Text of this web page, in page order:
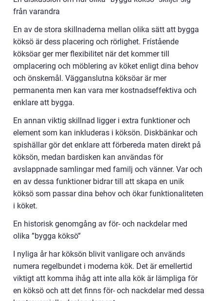
från varandra
En av de stora skillnaderna mellan olika sätt att bygga
köksö är dess placering och rörlighet. Frístående
köksöar ger mer flexibilitet när det kommer till
omplacering och möblering av köket enligt dina behov
och önskemål. Vägganslutna köksöar är mer
permanenta men kan vara mer kostnadseffektiva och
enklare att bygga.
En annan viktig skillnad ligger i extra funktioner och
element som kan inkluderas i köksön. Diskbänkar och
spishällar gör det enklare att förbereda maten direkt på
köksön, medan bardisken kan användas för
avslappnade samlingar med familj och vänner. Var och
en av dessa funktioner bidrar till att skapa en unik
köksö som passar dina behov och ökar funktionaliteten
i köket.
En historisk genomgång av för- och nackdelar med
olika ”bygga köksö”
I nyliga år har köksön blivit vanligare och används
numera regelbundet i moderna kök. Det är emellertid
viktigt att komma ihåg att inte alla kök är lämpliga för
en köksö och att det finns för- och nackdelar med dessa